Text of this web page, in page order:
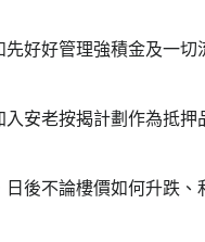
好好管理強積金及一
安老按揭計劃作為抵
後不論樓價如何升跌、